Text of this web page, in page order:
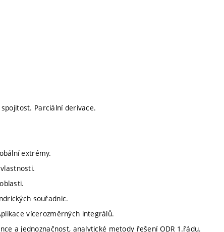
Parciální derivace.
extrémy.
souřadnic.
vícerozměrných integrálů.
a jednoznačnost, analytické metody řešení ODR 1.řádu.